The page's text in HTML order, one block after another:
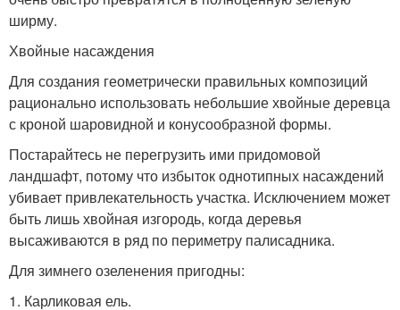
ширму.
Хвойные насаждения
Для создания геометрически правильных композиций
рационально использовать небольшие хвойные деревца
с кроной шаровидной и конусообразной формы.
Постарайтесь не перегрузить ими придомовой
ландшафт, потому что избыток однотипных насаждений
убивает привлекательность участка. Исключением может
быть лишь хвойная изгородь, когда деревья
высаживаются в ряд по периметру палисадника.
Для зимнего озеленения пригодны:
1. Карликовая ель.